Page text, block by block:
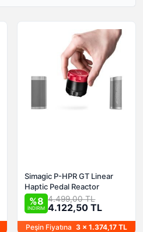
Simagic P-HPR GT Linear
Haptic Pedal Reactor
%8
İNDİRİM
4.499,00 TL
4.122,50 TL
Peşin Fiyatına 3 x 1.374,17 TL